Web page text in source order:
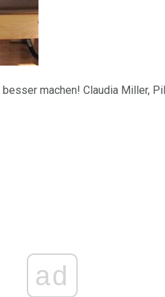
machen! Claudia Miller,
ad